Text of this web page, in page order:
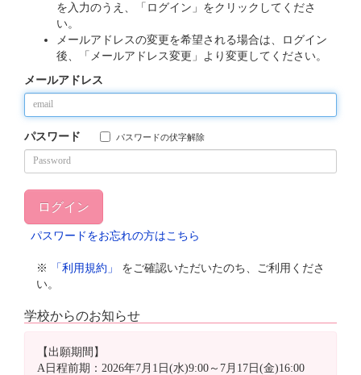
を入力のうえ、「ログイン」をクリックしてくださ
い。
メールアドレスの変更を希望される場合は、ログイン
後、「メールアドレス変更」より変更してください。
メールアドレス
パスワード パスワードの伏字解除
パスワードをお忘れの方はこちら
※ 「利用規約」
をご確認いただいたのち、ご利用くださ
い。
学校からのお知らせ
【出願期間】
A日程前期：2026年7月1日(水)9:00～7月17日(金)16:00